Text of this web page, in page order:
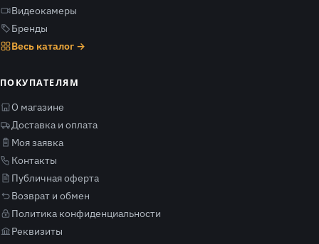
Видеокамеры
Бренды
Весь каталог →
ПОКУПАТЕЛЯМ
О магазине
Доставка и оплата
Моя заявка
Контакты
Публичная оферта
Возврат и обмен
Политика конфиденциальности
Реквизиты